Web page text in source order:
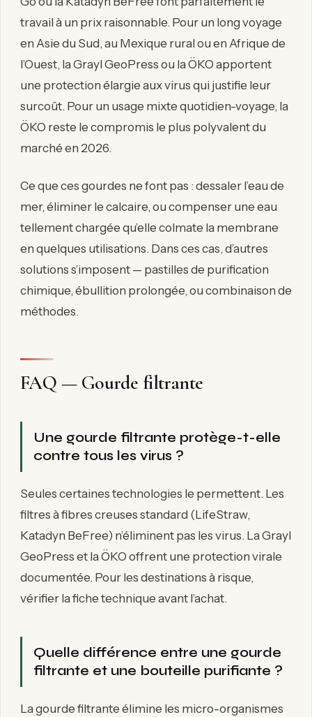
travail à un prix raisonnable. Pour un long voyage
en Asie du Sud, au Mexique rural ou en Afrique de
l’Ouest, la Grayl GeoPress ou la ÖKO apportent
une protection élargie aux virus qui justifie leur
surcoût. Pour un usage mixte quotidien-voyage, la
ÖKO reste le compromis le plus polyvalent du
marché en 2026.
Ce que ces gourdes ne font pas : dessaler l’eau de
mer, éliminer le calcaire, ou compenser une eau
tellement chargée qu’elle colmate la membrane
en quelques utilisations. Dans ces cas, d’autres
solutions s’imposent — pastilles de purification
chimique, ébullition prolongée, ou combinaison de
méthodes.
FAQ — Gourde filtrante
Une gourde filtrante protège-t-elle
contre tous les virus ?
Seules certaines technologies le permettent. Les
filtres à fibres creuses standard (LifeStraw,
Katadyn BeFree) n’éliminent pas les virus. La Grayl
GeoPress et la ÖKO offrent une protection virale
documentée. Pour les destinations à risque,
vérifier la fiche technique avant l’achat.
Quelle différence entre une gourde
filtrante et une bouteille purifiante ?
La gourde filtrante élimine les micro-organismes